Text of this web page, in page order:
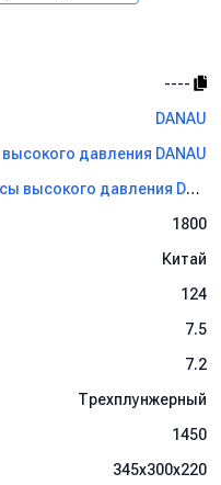
----
DANAU
давления DANAU
Плунжерные насосы высокого давления DANAU
1800
Китай
124
7.5
7.2
Трехплунжерный
1450
345х300х220